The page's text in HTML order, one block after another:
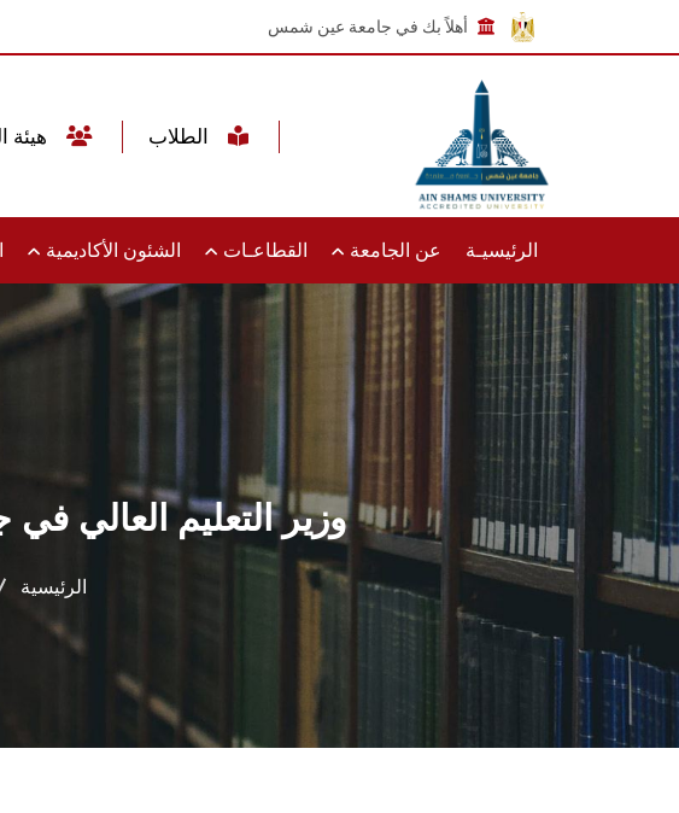
أهلاً بك في جامعة عين شمس
الرئيسيـة عن الجامعة القطاعـات الشئون الأكاديمية
وزير التعليم العالي
الرئيسية